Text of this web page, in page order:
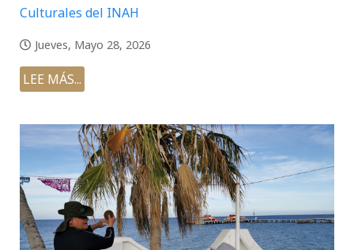
Culturales del INAH
Jueves, Mayo 28, 2026
LEE MÁS...